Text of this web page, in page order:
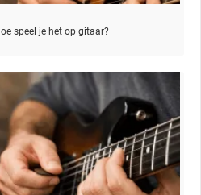
speel je het op gitaar?